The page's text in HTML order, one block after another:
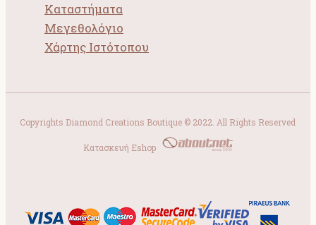
Καταστήματα
Μεγεθολόγιο
Χάρτης Ιστότοπου
Copyrights Diamond Creations Boutique © 2022. All Rights Reserved
Κατασκευή Eshop